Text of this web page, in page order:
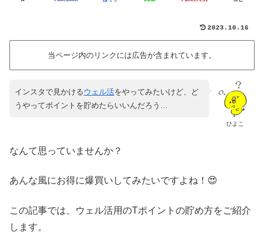
2023.10.16
当ページ内のリンクには広告が含まれています。
ひよこ
インスタで見かけるウェル活をやってみたいけど、ど
うやってポイントを貯めたらいいんだろう…
なんて思っていませんか？
あんな風にお得に爆買いしてみたいですよね！😍
この記事では、ウェル活用のTポイントの貯め方をご紹介
します。